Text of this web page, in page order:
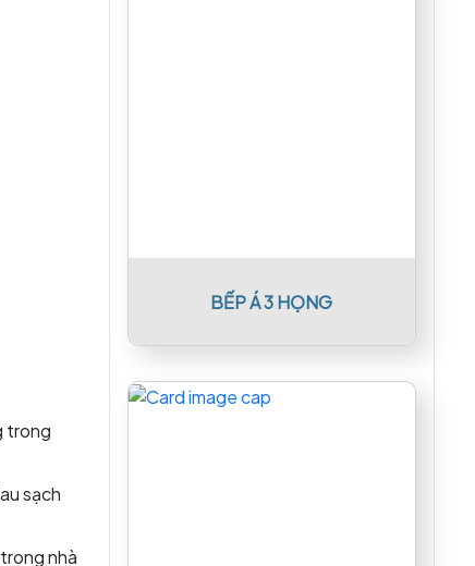
trong
sạch
nhà
BẾP Á 3 HỌNG